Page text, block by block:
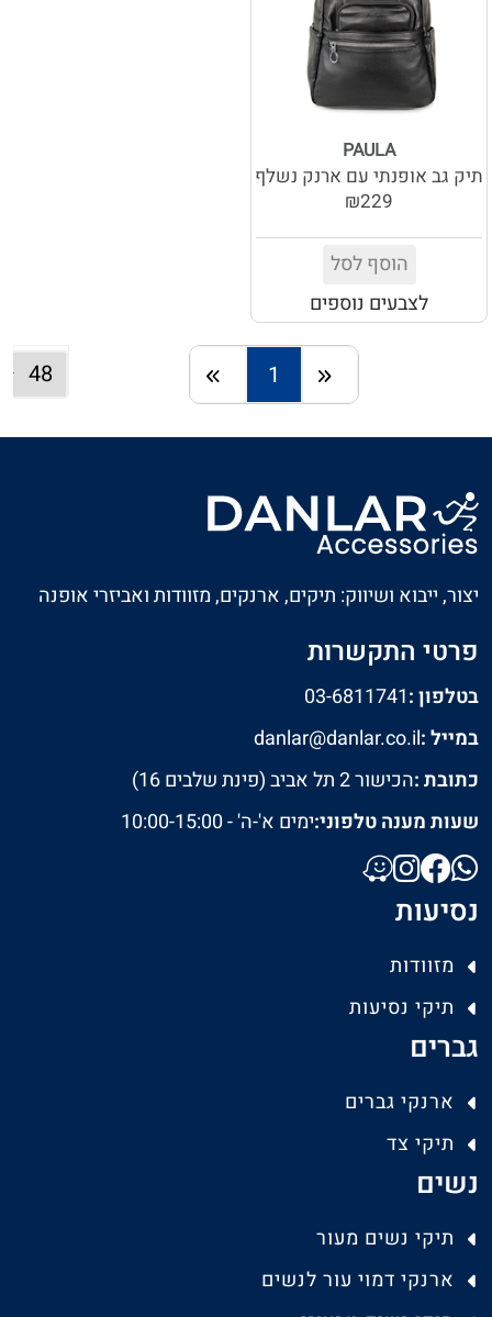
PAULA
תיק גב אופנתי עם ארנק נשלף
₪229
הוסף לסל
לצבעים נוספים
1
יצור, ייבוא ושיווק: תיקים, ארנקים, מזוודות ואביזרי אופנה
פרטי התקשרות
בטלפון :03-6811741
במייל :danlar@danlar.co.il
כתובת :הכישור 2 תל אביב (פינת שלבים 16)
שעות מענה טלפוני:ימים א'-ה' - 10:00-15:00
נסיעות
מזוודות
תיקי נסיעות
גברים
ארנקי גברים
תיקי צד
נשים
תיקי נשים מעור
ארנקי דמוי עור לנשים